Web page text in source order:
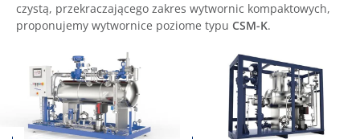
czystą, przekraczającego zakres wytwornic kompaktowych,
proponujemy wytwornice poziome typu CSM-K.